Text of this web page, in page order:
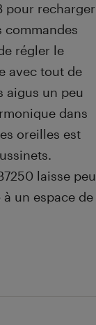
pour recharger
commandes
régler le
avec tout de
aigus un peu
dans
oreilles est
laisse peu
un espace de